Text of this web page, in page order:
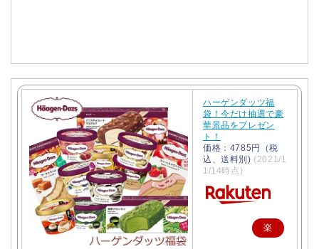
ハーゲンダッツ福
袋！今だけ抽選で豪
華景品をプレゼン
ト！
価格：4785円（税
込、送料別) (2021/1
1/14時点)
楽